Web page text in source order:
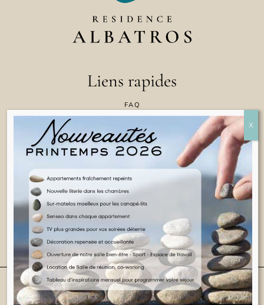
Liens rapides
FAQ
POLITIQUE EN MATIÈRE DE COOKIES
CONDITIONS GÉNÉRALES D'UTILISATION
INFORMATIONS JURIDIQUES
FRANÇAIS
2025 TOUS DROITS RÉSERVÉS
SITE WEB DE CASA COLLINA